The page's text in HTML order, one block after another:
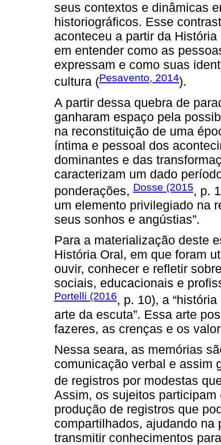
seus contextos e dinâmicas
historiográficos. Esse
aconteceu a partir da
em entender como as
expressam e como suas
cultura (Pesavento, 2014).
A partir dessa quebra de
ganharam espaço pela
na reconstituição de uma
íntima e pessoal dos
dominantes e das
caracterizam um dado
ponderações, Dosse (2015, p.
um elemento privilegiado na
seus sonhos e angústias”.
Para a materialização deste
História Oral, em que foram
ouvir, conhecer e refletir
sociais, educacionais e
Portelli (2016, p. 10), a
arte da escuta”. Essa arte
fazeres, as crenças e os
Nessa seara, as memórias
comunicação verbal e assim
de registros por modestas
Assim, os sujeitos
produção de registros que
compartilhados, ajudando na
transmitir conhecimentos